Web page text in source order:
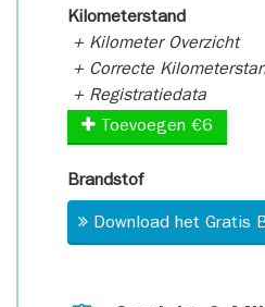
Kilometerstand
+ Kilometer Overzicht
+ Correcte
+ Registratiedata
Toevoegen €6
Brandstof
Download het Gratis